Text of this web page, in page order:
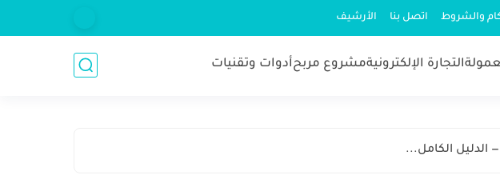
والشروط اتصل بنا الأرشيف
التجارة الإلكترونيةمشروع مربحأدوات وتقنيات
الدليل الكامل...